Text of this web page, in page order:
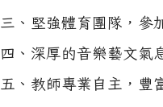
三、堅強體育團隊，參
四、深厚的音樂藝文氣
五、教師專業自主，豐